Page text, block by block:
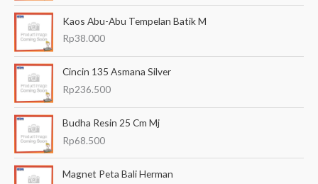
Kaos Abu-Abu Tempelan Batik M
Rp38.000
Cincin 135 Asmana Silver
Rp236.500
Budha Resin 25 Cm Mj
Rp68.500
Magnet Peta Bali Herman